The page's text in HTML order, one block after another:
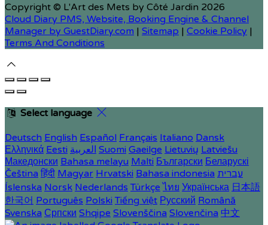
Copyright © L'Art des Mets by Côté Jardin 2026
Cloud Diary PMS, Website, Booking Engine & Channel
Manager by GuestDiary.com | Sitemap | Cookie Policy |
Terms And Conditions
Select language
Deutsch English Español Français Italiano Dansk
Ελληνικά Eesti العربية Suomi Gaeilge Lietuvių Latviešu
Македонски Bahasa melayu Malti Български Беларускі
Čeština हिंदी Magyar Hrvatski Bahasa indonesia עברית
Íslenska Norsk Nederlands Türkçe ไทย Українська 日本語
한국어 Português Polski Tiếng việt Русский Română
Svenska Српски Shqipe Slovenščina Slovenčina 中文